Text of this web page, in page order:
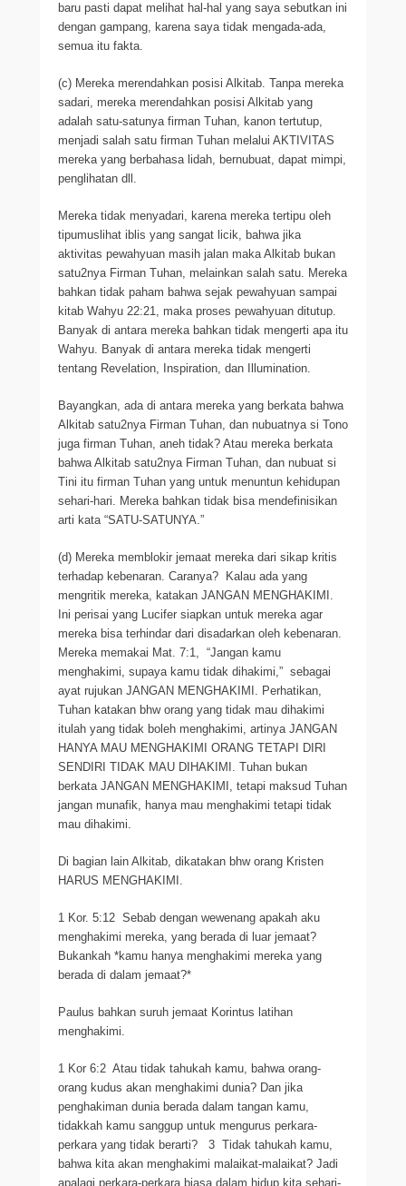
baru pasti dapat melihat hal-hal yang saya sebutkan ini
dengan gampang, karena saya tidak mengada-ada,
semua itu fakta.
(c) Mereka merendahkan posisi Alkitab. Tanpa mereka
sadari, mereka merendahkan posisi Alkitab yang
adalah satu-satunya firman Tuhan, kanon tertutup,
menjadi salah satu firman Tuhan melalui AKTIVITAS
mereka yang berbahasa lidah, bernubuat, dapat mimpi,
penglihatan dll.
Mereka tidak menyadari, karena mereka tertipu oleh
tipumuslihat iblis yang sangat licik, bahwa jika
aktivitas pewahyuan masih jalan maka Alkitab bukan
satu2nya Firman Tuhan, melainkan salah satu. Mereka
bahkan tidak paham bahwa sejak pewahyuan sampai
kitab Wahyu 22:21, maka proses pewahyuan ditutup.
Banyak di antara mereka bahkan tidak mengerti apa itu
Wahyu. Banyak di antara mereka tidak mengerti
tentang Revelation, Inspiration, dan Illumination.
Bayangkan, ada di antara mereka yang berkata bahwa
Alkitab satu2nya Firman Tuhan, dan nubuatnya si Tono
juga firman Tuhan, aneh tidak? Atau mereka berkata
bahwa Alkitab satu2nya Firman Tuhan, dan nubuat si
Tini itu firman Tuhan yang untuk menuntun kehidupan
sehari-hari. Mereka bahkan tidak bisa mendefinisikan
arti kata “SATU-SATUNYA.”
(d) Mereka memblokir jemaat mereka dari sikap kritis
terhadap kebenaran. Caranya? Kalau ada yang
mengritik mereka, katakan JANGAN MENGHAKIMI.
Ini perisai yang Lucifer siapkan untuk mereka agar
mereka bisa terhindar dari disadarkan oleh kebenaran.
Mereka memakai Mat. 7:1, “Jangan kamu
menghakimi, supaya kamu tidak dihakimi,” sebagai
ayat rujukan JANGAN MENGHAKIMI. Perhatikan,
Tuhan katakan bhw orang yang tidak mau dihakimi
itulah yang tidak boleh menghakimi, artinya JANGAN
HANYA MAU MENGHAKIMI ORANG TETAPI DIRI
SENDIRI TIDAK MAU DIHAKIMI. Tuhan bukan
berkata JANGAN MENGHAKIMI, tetapi maksud Tuhan
jangan munafik, hanya mau menghakimi tetapi tidak
mau dihakimi.
Di bagian lain Alkitab, dikatakan bhw orang Kristen
HARUS MENGHAKIMI.
1 Kor. 5:12 Sebab dengan wewenang apakah aku
menghakimi mereka, yang berada di luar jemaat?
Bukankah *kamu hanya menghakimi mereka yang
berada di dalam jemaat?*
Paulus bahkan suruh jemaat Korintus latihan
menghakimi.
1 Kor 6:2 Atau tidak tahukah kamu, bahwa orang-
orang kudus akan menghakimi dunia? Dan jika
penghakiman dunia berada dalam tangan kamu,
tidakkah kamu sanggup untuk mengurus perkara-
perkara yang tidak berarti? 3 Tidak tahukah kamu,
bahwa kita akan menghakimi malaikat-malaikat? Jadi
apalagi perkara-perkara biasa dalam hidup kita sehari-